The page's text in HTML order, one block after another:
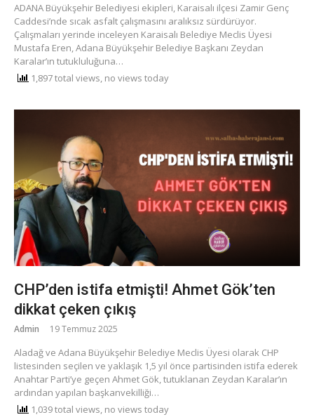
ADANA Büyükşehir Belediyesi ekipleri, Karaisalı ilçesi Zamir Genç
Caddesi’nde sıcak asfalt çalışmasını aralıksız sürdürüyor.
Çalışmaları yerinde inceleyen Karaisalı Belediye Meclis Üyesi
Mustafa Eren, Adana Büyükşehir Belediye Başkanı Zeydan
Karalar’ın tutukluluğuna…
1,897 total views, no views today
CHP’den istifa etmişti! Ahmet Gök’ten
dikkat çeken çıkış
Admin 19 Temmuz 2025
Aladağ ve Adana Büyükşehir Belediye Meclis Üyesi olarak CHP
listesinden seçilen ve yaklaşık 1,5 yıl önce partisinden istifa ederek
Anahtar Parti’ye geçen Ahmet Gök, tutuklanan Zeydan Karalar’ın
ardından yapılan başkanvekilliği…
1,039 total views, no views today